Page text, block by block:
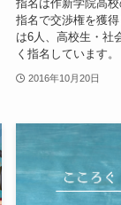
指名は作新学院高
指名で交渉権を獲
は6人、高校生・社
く指名しています。
2016年10月20日